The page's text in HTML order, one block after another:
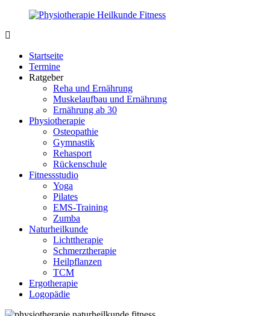
Zurück
Inhalt
Fit.de
Körper
Startseite
Termine
Ratgeber
Reha und Ernährung
Muskelaufbau und Ernährung
Ernährung ab 30
Physiotherapie
Osteopathie
Gymnastik
Rehasport
Rückenschule
Fitnessstudio
Yoga
Pilates
EMS-Training
Zumba
Naturheilkunde
Lichttherapie
Schmerztherapie
Heilpflanzen
TCM
Ergotherapie
Logopädie